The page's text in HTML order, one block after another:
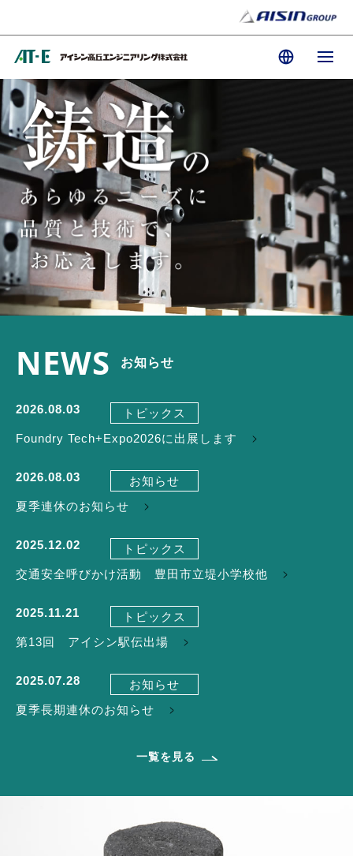
NEWS お知らせ
2026.08.03
トピックス
Foundry Tech+Expo2026に出展します
2026.08.03
お知らせ
夏季連休のお知らせ
2025.12.02
トピックス
交通安全呼びかけ活動 豊田市立堤小学校他
2025.11.21
トピックス
第13回 アイシン駅伝出場
2025.07.28
お知らせ
夏季長期連休のお知らせ
一覧を見る